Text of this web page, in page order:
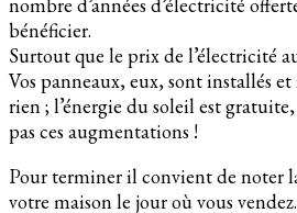
nombre d’années d’électricité
bénéficier.
Surtout que le prix de l’électricité
Vos panneaux, eux, sont installés
rien ; l’énergie du soleil est
pas ces augmentations !
Pour terminer il convient de noter
votre maison le jour où vous vendez.